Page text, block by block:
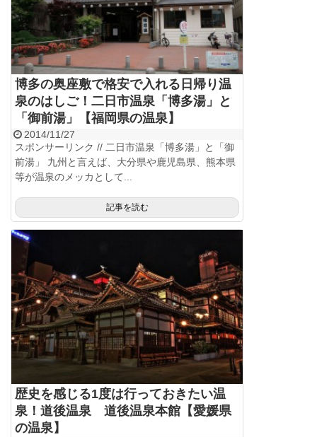
博多の奥座敷で格安で入れる日帰り温
泉のはしご！二日市温泉「博多湯」と
「御前湯」【福岡県の温泉】
2014/11/27
スポンサーリンク // 二日市温泉「博多湯」と「御
前湯」 九州と言えば、大分県や鹿児島県、熊本県
等が温泉のメッカとして...
記事を読む
歴史を感じる1度は行っておきたい温
泉！道後温泉 道後温泉本館【愛媛県
の温泉】